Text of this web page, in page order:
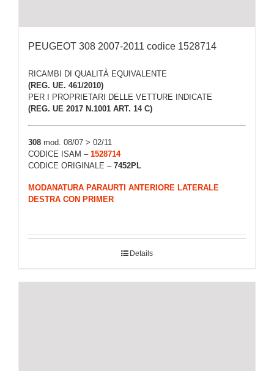
PEUGEOT 308 2007-2011 codice 1528714
RICAMBI DI QUALITÀ EQUIVALENTE
(REG. UE. 461/2010)
PER I PROPRIETARI DELLE VETTURE INDICATE
(REG. UE 2017 N.1001 ART. 14 C)
308 mod. 08/07 > 02/11
CODICE ISAM – 1528714
CODICE ORIGINALE – 7452PL
MODANATURA PARAURTI ANTERIORE LATERALE
DESTRA CON PRIMER
Details